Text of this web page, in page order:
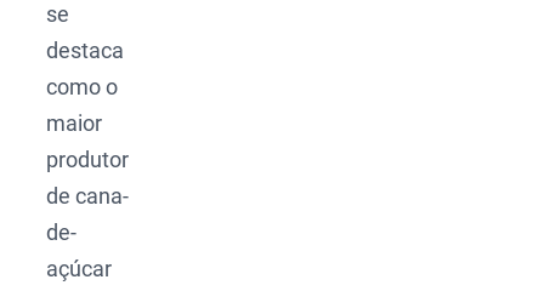
se
destaca
como o
maior
produtor
de cana-
de-
açúcar